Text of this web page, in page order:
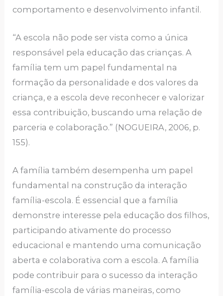
comportamento e desenvolvimento infantil.
“A escola não pode ser vista como a única
responsável pela educação das crianças. A
família tem um papel fundamental na
formação da personalidade e dos valores da
criança, e a escola deve reconhecer e valorizar
essa contribuição, buscando uma relação de
parceria e colaboração.” (NOGUEIRA, 2006, p.
155).
A família também desempenha um papel
fundamental na construção da interação
família-escola. É essencial que a família
demonstre interesse pela educação dos filhos,
participando ativamente do processo
educacional e mantendo uma comunicação
aberta e colaborativa com a escola. A família
pode contribuir para o sucesso da interação
família-escola de várias maneiras, como